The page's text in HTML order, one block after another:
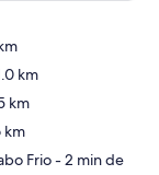
km
km
km
Frio- 2 min de